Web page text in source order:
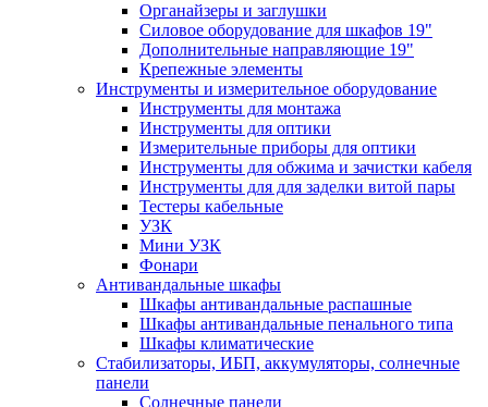
Органайзеры и заглушки
Силовое оборудование для шкафов 19"
Дополнительные направляющие 19"
Крепежные элементы
Инструменты и измерительное оборудование
Инструменты для монтажа
Инструменты для оптики
Измерительные приборы для оптики
Инструменты для обжима и зачистки кабеля
Инструменты для для заделки витой пары
Тестеры кабельные
УЗК
Мини УЗК
Фонари
Антивандальные шкафы
Шкафы антивандальные распашные
Шкафы антивандальные пенального типа
Шкафы климатические
Стабилизаторы, ИБП, аккумуляторы, солнечные
панели
Солнечные панели